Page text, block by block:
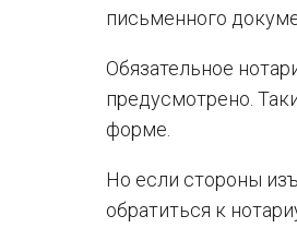
письменного
Обязательное
предусмотрено.
форме.
Но если стороны
обратиться к